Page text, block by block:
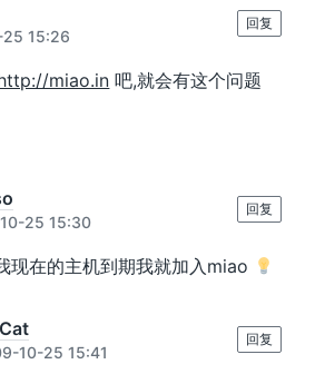
15:26
miao.in 吧,就会有这个问题
回复
25 15:30
现在的主机到期我就加入miao
回复
10-25 15:41
回复